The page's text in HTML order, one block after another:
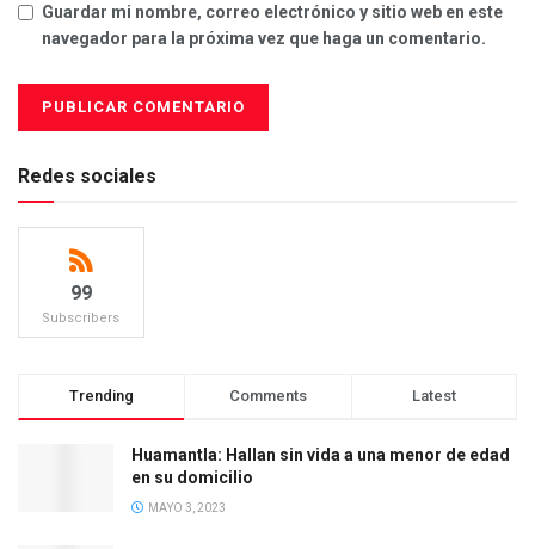
Guardar mi nombre, correo electrónico y sitio web en este
navegador para la próxima vez que haga un comentario.
Redes sociales
99
Subscribers
Trending Comments Latest
Huamantla: Hallan sin vida a una menor de edad
en su domicilio
MAYO 3, 2023